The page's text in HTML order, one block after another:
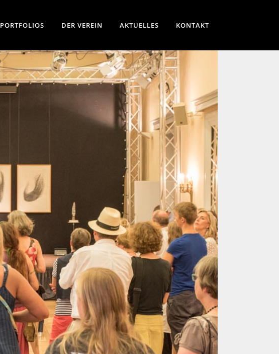
PORTFOLIOS DER VEREIN AKTUELLES KONTAKT